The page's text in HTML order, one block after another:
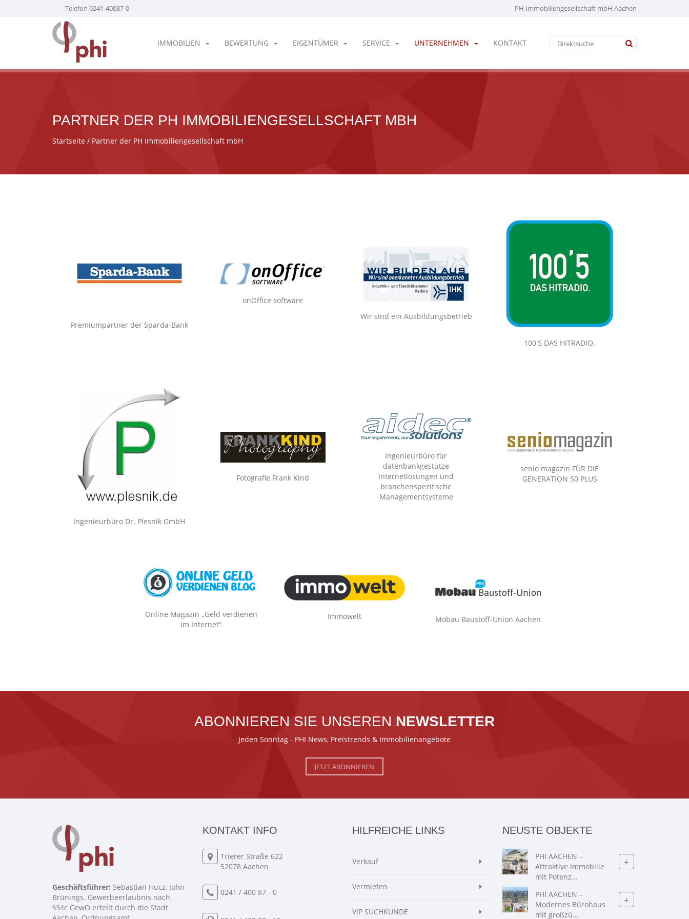
Telefon 0241-40087-0 PH Immobiliengesellschaft mbH Aachen
IMMOBILIEN BEWERTUNG EIGENTÜMER SERVICE UNTERNEHMEN KONTAKT
PARTNER DER PH IMMOBILIENGESELLSCHAFT MBH
Startseite / Partner der PH Immobiliengesellschaft mbH
Premiumpartner der Sparda-Bank
onOffice software
Wir sind ein Ausbildungsbetrieb
100'5 DAS HITRADIO.
Ingenieurbüro Dr. Plesnik GmbH
Fotografie Frank Kind
Ingenieurbüro für
datenbankgestütze
Internetlösungen und
branchenspezifische
Managementsysteme
senio magazin FÜR DIE
GENERATION 50 PLUS
Online Magazin „Geld verdienen
im Internet“
Immowelt Mobau Baustoff-Union Aachen
ABONNIEREN SIE UNSEREN NEWSLETTER
Jeden Sonntag - PHI News, Preistrends & Immobilienangebote
JETZT ABONNIEREN
Geschäftsführer: Sebastian Hucz, John
Brünings. Gewerbeerlaubnis nach
§34c GewO erteilt durch die Stadt
KONTAKT INFO
Trierer Straße 622
52078 Aachen
0241 / 400 87 - 0
HILFREICHE LINKS
Verkauf
Vermieten
VIP SUCHKUNDE
NEUSTE OBJEKTE
PHI AACHEN –
Attraktive Immobilie
mit Potenz...
+
PHI AACHEN –
Modernes Bürohaus
mit großzü...
+